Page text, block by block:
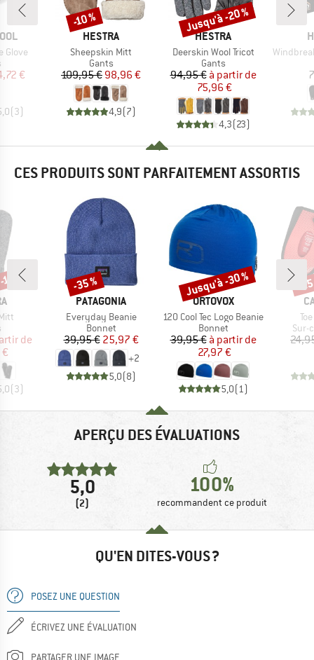
Glove
group
réduit
€
(3)
MARQUE
HESTRA
Article
Sheepskin Mitt
Product group
Gants
Prix
109,95 €Prix réduit
98,96 €
4,9(7)
Remise
-10 %
MARQUE
HESTRA
Article
Deerskin Wool Tricot
Product group
Gants
Prix
94,95 € Prix réduit
à partir de
75,96 €
4,3(23)
Remise
Jusqu'à -20 %
Article
CES PRODUITS SONT PARFAITEMENT ASSORTIS
group
réduit
de
(3)
%
MARQUE
PATAGONIA
Article
Everyday Beanie
Product group
Bonnet
Prix
39,95 €Prix réduit
25,97 €
+2
5,0(8)
Remise
-35 %
MARQUE
ORTOVOX
Article
120 Cool Tec Logo Beanie
Product group
Bonnet
Prix
39,95 € Prix réduit
à partir de
27,97 €
5,0(1 )
Remise
Jusqu'à -30 %
Sur-
-
APERÇU DES ÉVALUATIONS
5,0
(2)
100%
recommandent ce produit
QU'EN DITES-VOUS ?
POSEZ UNE QUESTION
ÉCRIVEZ UNE ÉVALUATION
PARTAGER UNE IMAGE